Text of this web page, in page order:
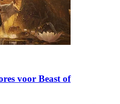
voor Beast of